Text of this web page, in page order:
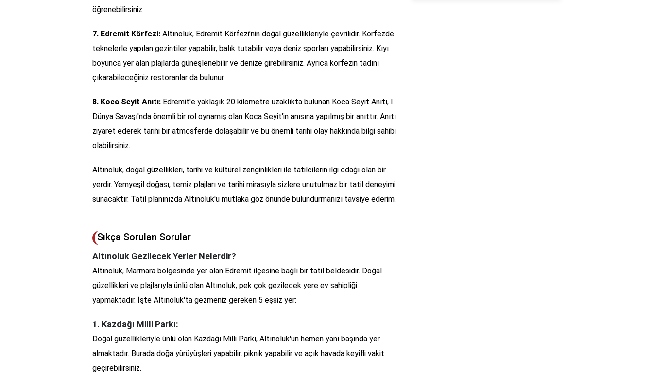
öğrenebilirsiniz.
7. Edremit Körfezi: Altınoluk, Edremit Körfezi’nin doğal güzellikleriyle çevrilidir. Körfezde
teknelerle yapılan gezintiler yapabilir, balık tutabilir veya deniz sporları yapabilirsiniz. Kıyı
boyunca yer alan plajlarda güneşlenebilir ve denize girebilirsiniz. Ayrıca körfezin tadını
çıkarabileceğiniz restoranlar da bulunur.
8. Koca Seyit Anıtı: Edremit'e yaklaşık 20 kilometre uzaklıkta bulunan Koca Seyit Anıtı, I.
Dünya Savaşı'nda önemli bir rol oynamış olan Koca Seyit'in anısına yapılmış bir anıttır. Anıtı
ziyaret ederek tarihi bir atmosferde dolaşabilir ve bu önemli tarihi olay hakkında bilgi sahibi
olabilirsiniz.
Altınoluk, doğal güzellikleri, tarihi ve kültürel zenginlikleri ile tatilcilerin ilgi odağı olan bir
yerdir. Yemyeşil doğası, temiz plajları ve tarihi mirasıyla sizlere unutulmaz bir tatil deneyimi
sunacaktır. Tatil planınızda Altınoluk'u mutlaka göz önünde bulundurmanızı tavsiye ederim.
Sıkça Sorulan Sorular
Altınoluk Gezilecek Yerler Nelerdir?
Altınoluk, Marmara bölgesinde yer alan Edremit ilçesine bağlı bir tatil beldesidir. Doğal
güzellikleri ve plajlarıyla ünlü olan Altınoluk, pek çok gezilecek yere ev sahipliği
yapmaktadır. İşte Altınoluk'ta gezmeniz gereken 5 eşsiz yer:
1. Kazdağı Milli Parkı:
Doğal güzellikleriyle ünlü olan Kazdağı Milli Parkı, Altınoluk'un hemen yanı başında yer
almaktadır. Burada doğa yürüyüşleri yapabilir, piknik yapabilir ve açık havada keyifli vakit
geçirebilirsiniz.